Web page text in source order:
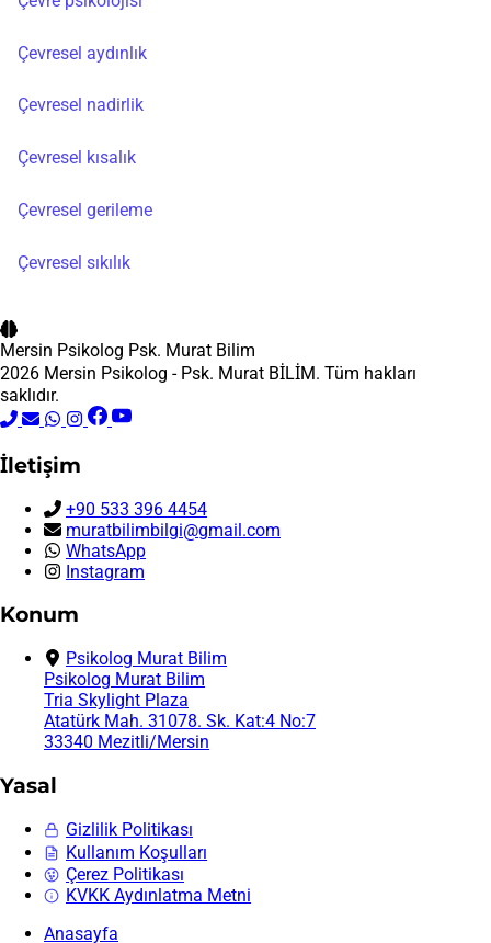
Çevresel aydınlık
Çevresel nadirlik
Çevresel kısalık
Çevresel gerileme
Çevresel sıkılık
Mersin Psikolog Psk. Murat Bilim
2026 Mersin Psikolog - Psk. Murat BİLİM. Tüm hakları
saklıdır.
İletişim
+90 533 396 4454
muratbilimbilgi@gmail.com
WhatsApp
Instagram
Konum
Psikolog Murat Bilim
Psikolog Murat Bilim
Tria Skylight Plaza
Atatürk Mah. 31078. Sk. Kat:4 No:7
33340 Mezitli/Mersin
Yasal
Gizlilik Politikası
Kullanım Koşulları
Çerez Politikası
KVKK Aydınlatma Metni
Anasayfa